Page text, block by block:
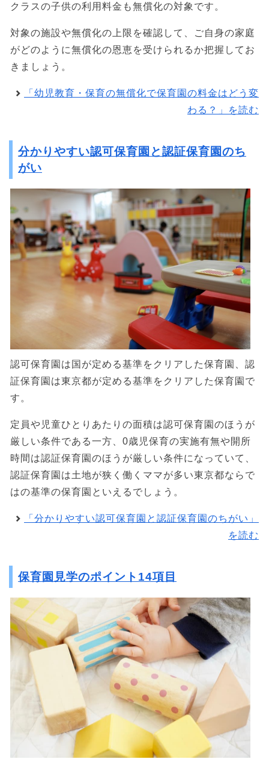
クラスの子供の利用料金も無償化の対象です。
対象の施設や無償化の上限を確認して、ご自身の家庭
がどのように無償化の恩恵を受けられるか把握してお
きましょう。
「幼児教育・保育の無償化で保育園の料金はどう変
わる？」を読む
分かりやすい認可保育園と認証保育園のち
がい
認可保育園は国が定める基準をクリアした保育園、認
証保育園は東京都が定める基準をクリアした保育園で
す。
定員や児童ひとりあたりの面積は認可保育園のほうが
厳しい条件である一方、0歳児保育の実施有無や開所
時間は認証保育園のほうが厳しい条件になっていて、
認証保育園は土地が狭く働くママが多い東京都ならで
はの基準の保育園といえるでしょう。
「分かりやすい認可保育園と認証保育園のちがい」
を読む
保育園見学のポイント14項目